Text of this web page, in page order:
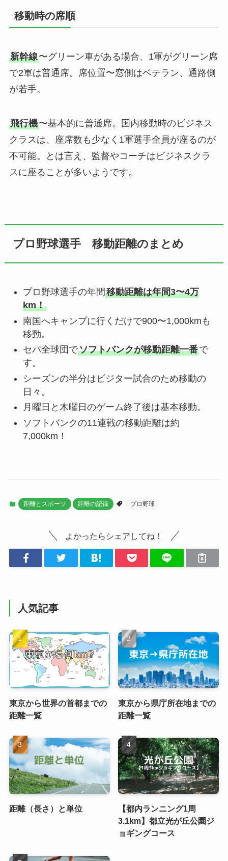
移動時の席順
新幹線〜グリーン車がある場合、1軍がグリーン席
で2軍は普通席。席位置〜窓側はベテラン、通路側
が若手。
飛行機〜基本的に普通席。国内移動時のビジネス
クラスは、座席数も少なく1軍選手全員が座るのが
不可能。とは言え、監督やコーチはビジネスクラ
スに座ることが多いようです。
プロ野球選手 移動距離のまとめ
プロ野球選手の年間移動距離は年間3〜4万
km！
南国へキャンプに行くだけで900〜1,000kmも
移動。
セパ全球団でソフトバンクが移動距離一番で
す。
シーズンの半分はビジター試合のため移動の
日々。
月曜日と木曜日のゲーム終了後は基本移動。
ソフトバンクの11連戦の移動距離は約
7,000km！
距離とスポーツ 距離の記録 プロ野球
よかったらシェアしてね！
人気記事
東京から世界の首都までの
距離一覧
東京から県庁所在地までの
距離一覧
距離（長さ）と単位
【都内ランニング1周
3.1km】都立光が丘公園ジ
ョギングコース